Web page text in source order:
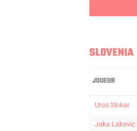
SLOVENIA
JOUEUR
Uros Slokar
Jaka Lakovic